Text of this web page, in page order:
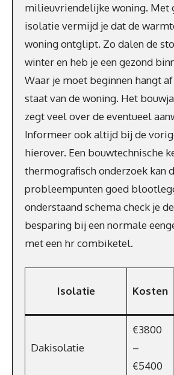
milieuvriendelijke woning. Met
isolatie vermijd je dat de
woning ontglipt. Zo dalen de
winter en heb je een gezond
Waar je moet beginnen hangt
staat van de woning. Het
zegt veel over de eventueel
Informeer ook altijd bij de
hierover. Een bouwtechnische
thermografisch onderzoek kan
probleempunten goed
onderstaand schema check je
besparing bij een normale
met een hr combiketel.
Isolatie Kosten
Dakisolatie
€3800
–
€5400